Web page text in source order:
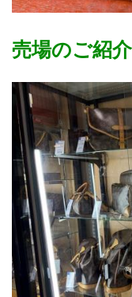
売場のご紹介